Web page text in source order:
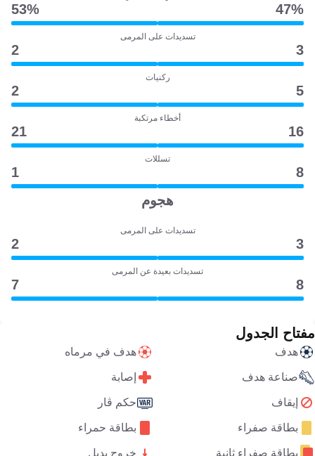
47‎%‎
53‎%‎
تسديدات على المرمى
3
2
ركنيات
5
2
أخطاء مرتكبة
16
21
تسللات
8
1
هجوم
تسديدات على المرمى
3
2
تسديدات بعيدة عن المرمى
8
7
مفتاح الجدول
هدف هدف في مرماه
صناعة هدف إصابة
إيقاف حكم ڤار
بطاقة صفراء بطاقة حمراء
بطاقة صفراء ثانية خروج بديل